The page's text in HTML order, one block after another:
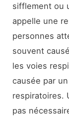
sifflement ou
appelle une
personnes
souvent
les voies
causée par
respiratoires.
pas